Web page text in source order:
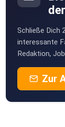
Schließe Dich
interessante
Redaktion,
Zur